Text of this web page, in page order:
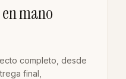
mano
completo, desde
final,